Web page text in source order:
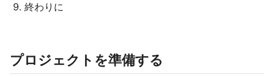
終わりに
プロジェクトを準備する